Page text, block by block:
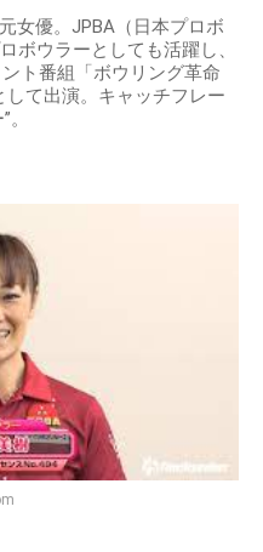
女優。JPBA（日本プロボ
ボウラーとしても活躍し、
ト番組「ボウリング革命
て出演。キャッチフレー